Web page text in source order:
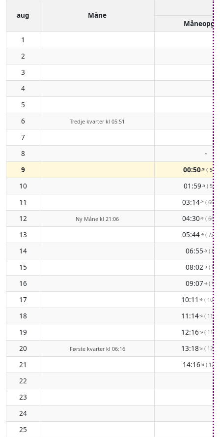
aug
Måne
1
2
3
4
5
6
Tredje kvarter kl 05:51
7
8
-
9
00:50↑( 54°
10 01:59↑( 56°
11 03:14↑( 60°
12 Ny Måne kl 21:06 04:30↑( 66°
13 05:44↑( 73°
14 06:55↑(
15 08:02↑ (
16 09:07↑(
17 10:11 ↑( 106°
18 11:14↑( 113°
19 12:16↑( 118°
20 Første kvarter kl 06:16 13:18↑( 123°
21 14:16↑(
22
23
24
25